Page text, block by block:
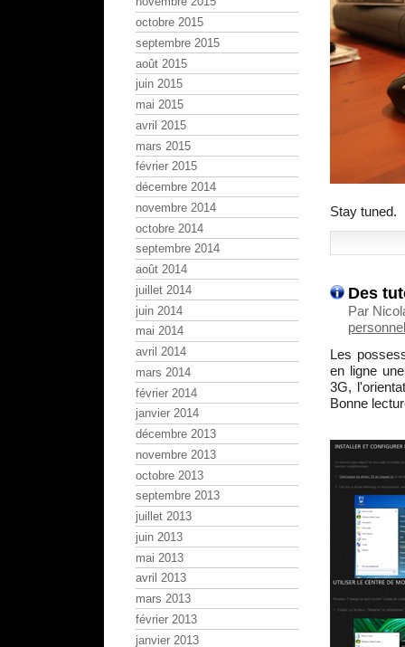
Stay tuned.
Des
Par
Les
en ligne
3G,
Bonne
octobre 2015
septembre 2015
août 2015
juin 2015
mai 2015
avril 2015
mars 2015
février 2015
décembre 2014
novembre 2014
octobre 2014
septembre 2014
août 2014
juillet 2014
juin 2014
mai 2014
avril 2014
mars 2014
février 2014
janvier 2014
décembre 2013
novembre 2013
octobre 2013
septembre 2013
juillet 2013
juin 2013
mai 2013
avril 2013
mars 2013
février 2013
janvier 2013